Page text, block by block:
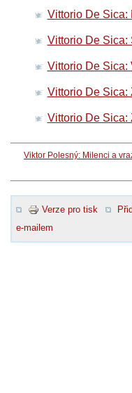
Vittorio De Sica:
Vittorio De Sica:
Vittorio De Sica:
Vittorio De Sica:
Vittorio De Sica:
Viktor Polesný: Milenci a
Verze pro tisk
e-mailem